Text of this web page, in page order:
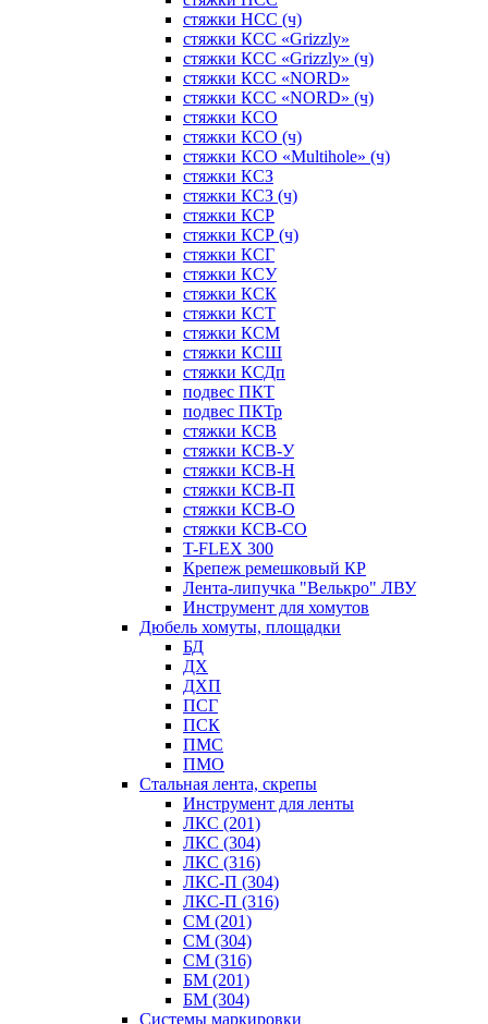
стяжки НСС (ч)
стяжки КСС «Grizzly»
стяжки КСС «Grizzly» (ч)
стяжки КСС «NORD»
стяжки КСС «NORD» (ч)
стяжки КСО
стяжки КСО (ч)
стяжки КСО «Multihole» (ч)
стяжки КСЗ
стяжки КСЗ (ч)
стяжки КСР
стяжки КСР (ч)
стяжки КСГ
стяжки КСУ
стяжки КСК
стяжки КСТ
стяжки КСМ
стяжки КСШ
стяжки КСДп
подвес ПКТ
подвес ПКТр
стяжки КСВ
стяжки КСВ-У
стяжки КСВ-Н
стяжки КСВ-П
стяжки КСВ-О
стяжки КСВ-СО
T-FLEX 300
Крепеж ремешковый КР
Лента-липучка "Велькро" ЛВУ
Инструмент для хомутов
Дюбель хомуты, площадки
БД
ДХ
ДХП
ПСГ
ПСК
ПМС
ПМО
Стальная лента, скрепы
Инструмент для ленты
ЛКС (201)
ЛКС (304)
ЛКС (316)
ЛКС-П (304)
ЛКС-П (316)
СМ (201)
СМ (304)
СМ (316)
БМ (201)
БМ (304)
Системы маркировки